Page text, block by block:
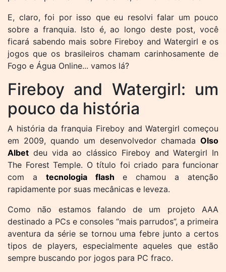
E, claro, foi por isso que eu resolvi falar um pouco
sobre a franquia. Isto é, ao longo deste post, você
ficará sabendo mais sobre Fireboy and Watergirl e os
jogos que os brasileiros chamam carinhosamente de
Fogo e Água Online... vamos lá?
Fireboy and Watergirl: um
pouco da história
A história da franquia Fireboy and Watergirl começou
em 2009, quando um desenvolvedor chamada Olso
Albet deu vida ao clássico Fireboy and Watergirl In
The Forest Temple. O título foi criado para funcionar
com a tecnologia flash e chamou a atenção
rapidamente por suas mecânicas e leveza.
Como não estamos falando de um projeto AAA
destinado a PCs e consoles “mais parrudos”, a primeira
aventura da série se tornou uma febre junto a certos
tipos de players, especialmente aqueles que estão
sempre buscando por jogos para PC fraco.